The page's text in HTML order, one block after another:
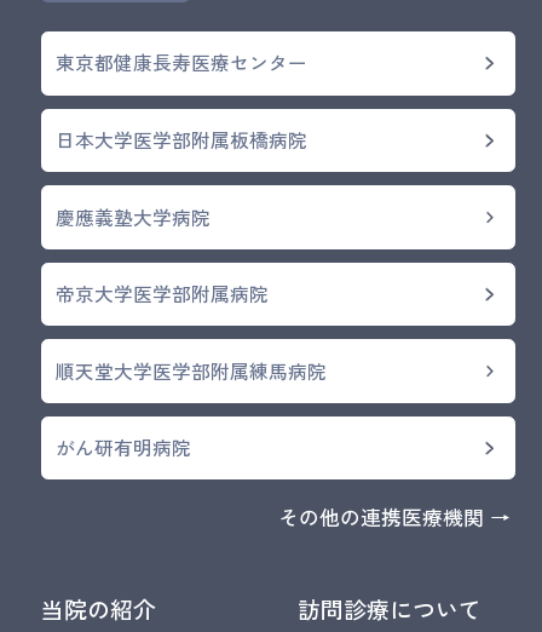
東京都健康長寿医療センター
日本大学医学部附属板橋病院
慶應義塾大学病院
帝京大学医学部附属病院
順天堂大学医学部附属練馬病院
がん研有明病院
その他の連携医療機関 →
当院の紹介 訪問診療について